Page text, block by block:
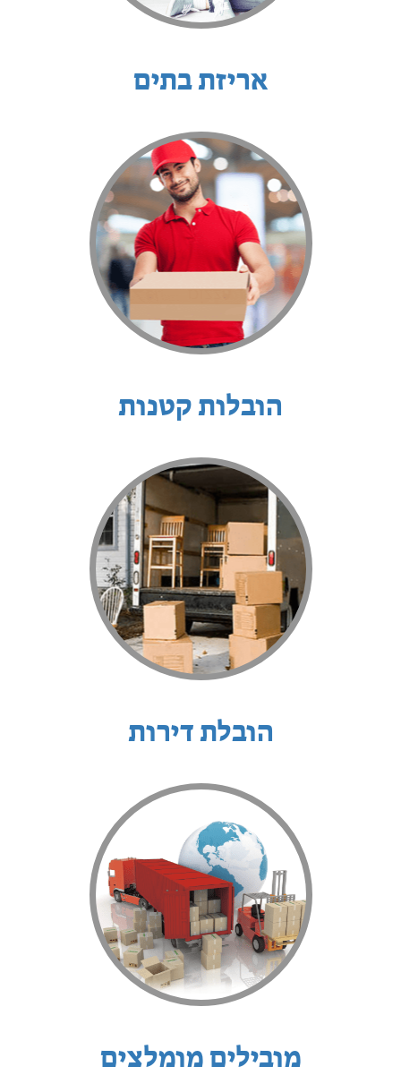
אריזת בתים
הובלות קטנות
הובלת דירות
מובילים מומלצים